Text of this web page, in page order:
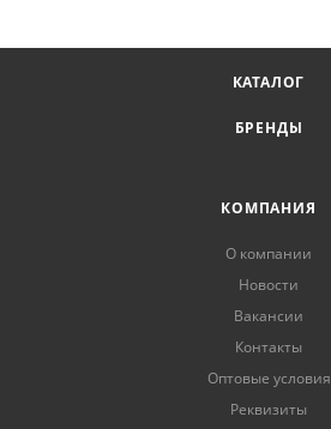
КАТАЛОГ
БРЕНДЫ
КОМПАНИЯ
О компании
Новости
Вакансии
Контакты
Оптовые условия
Реквизиты